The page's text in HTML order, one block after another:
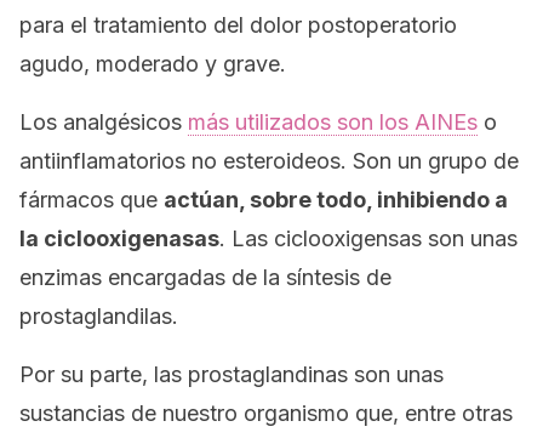
para el tratamiento del dolor postoperatorio
agudo, moderado y grave.
Los analgésicos más utilizados son los AINEs o
antiinflamatorios no esteroideos. Son un grupo de
fármacos que actúan, sobre todo, inhibiendo a
la ciclooxigenasas. Las ciclooxigensas son unas
enzimas encargadas de la síntesis de
prostaglandilas.
Por su parte, las prostaglandinas son unas
sustancias de nuestro organismo que, entre otras